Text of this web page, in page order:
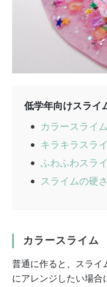
低学年向けスライ
カラースライム
キラキラスラ
ふわふわスラ
スライムの硬
カラースライム
普通に作ると、スライ
にアレンジしたい場合